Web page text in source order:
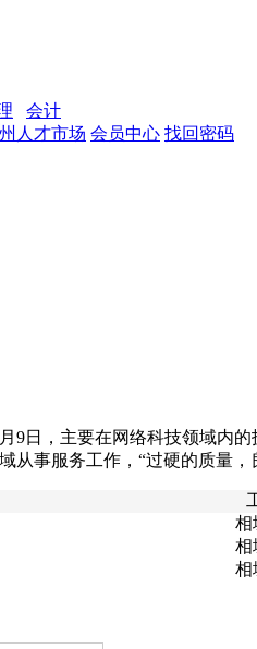
会计
人才市场 会员中心 找回密码
9日，主要在网络科技领域内
事服务工作，“过硬的质量
工
相
相
相